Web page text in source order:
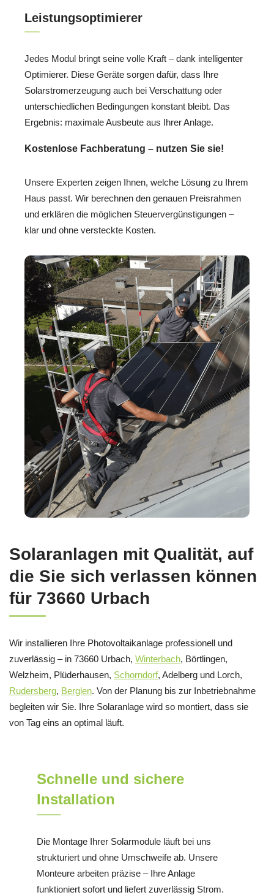
Leistungsoptimierer
Jedes Modul bringt seine volle Kraft – dank intelligenter
Optimierer. Diese Geräte sorgen dafür, dass Ihre
Solarstromerzeugung auch bei Verschattung oder
unterschiedlichen Bedingungen konstant bleibt. Das
Ergebnis: maximale Ausbeute aus Ihrer Anlage.
Kostenlose Fachberatung – nutzen Sie sie!
Unsere Experten zeigen Ihnen, welche Lösung zu Ihrem
Haus passt. Wir berechnen den genauen Preisrahmen
und erklären die möglichen Steuervergünstigungen –
klar und ohne versteckte Kosten.
Solaranlagen mit Qualität, auf
die Sie sich verlassen können
für 73660 Urbach
Wir installieren Ihre Photovoltaikanlage professionell und
zuverlässig – in 73660 Urbach, Winterbach, Börtlingen,
Welzheim, Plüderhausen, Schorndorf, Adelberg und Lorch,
Rudersberg, Berglen. Von der Planung bis zur Inbetriebnahme
begleiten wir Sie. Ihre Solaranlage wird so montiert, dass sie
von Tag eins an optimal läuft.
Schnelle und sichere
Installation
Die Montage Ihrer Solarmodule läuft bei uns
strukturiert und ohne Umschweife ab. Unsere
Monteure arbeiten präzise – Ihre Anlage
funktioniert sofort und liefert zuverlässig Strom.